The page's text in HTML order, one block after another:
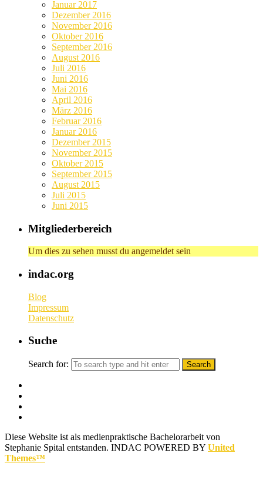
Januar 2017
Dezember 2016
November 2016
Oktober 2016
September 2016
August 2016
Juli 2016
Juni 2016
Mai 2016
April 2016
März 2016
Februar 2016
Januar 2016
Dezember 2015
November 2015
Oktober 2015
September 2015
August 2015
Juli 2015
Juni 2015
Mitgliederbereich
Um dies zu sehen musst du angemeldet sein
indac.org
Blog
Impressum
Datenschutz
Suche
Search for:
Diese Website ist als medienpraktische Bachelorarbeit von
Stephanie Spital entstanden. INDAC POWERED BY United
Themes™